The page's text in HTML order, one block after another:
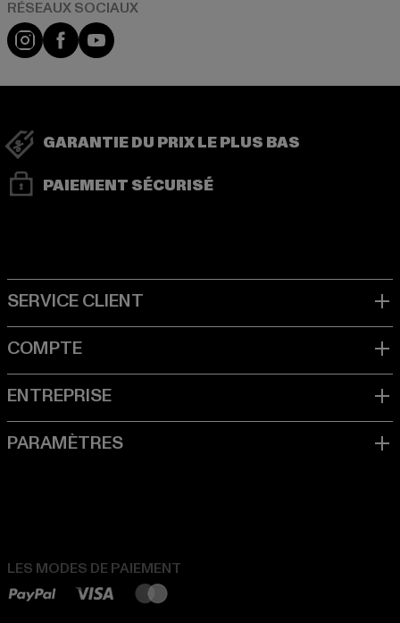
Visit our Instagram page:
Visit our Facebook page:
Visit our YouTube channel:
GARANTIE DU PRIX LE PLUS BAS
PAIEMENT SÉCURISÉ
LES MODES DE PAIEMENT